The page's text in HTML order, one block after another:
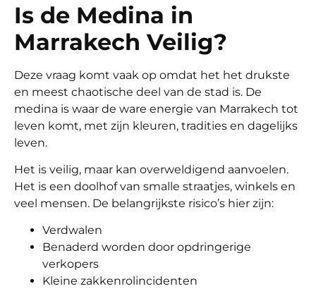
Is de Medina in
Marrakech Veilig?
Deze vraag komt vaak op omdat het het drukste
en meest chaotische deel van de stad is. De
medina is waar de ware energie van Marrakech tot
leven komt, met zijn kleuren, tradities en dagelijks
leven.
Het is veilig, maar kan overweldigend aanvoelen.
Het is een doolhof van smalle straatjes, winkels en
veel mensen. De belangrijkste risico’s hier zijn:
Verdwalen
Benaderd worden door opdringerige
verkopers
Kleine zakkenrolincidenten